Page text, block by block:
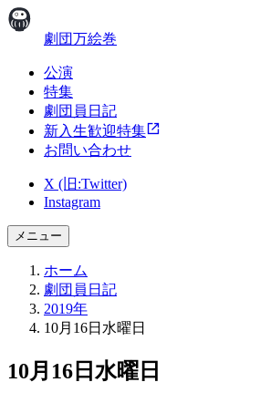
劇団万絵巻
公演
特集
劇団員日記
新入生歓迎特集
お問い合わせ
X (旧:Twitter)
Instagram
メニュー
ホーム
劇団員日記
2019年
10月16日水曜日
10月16日水曜日